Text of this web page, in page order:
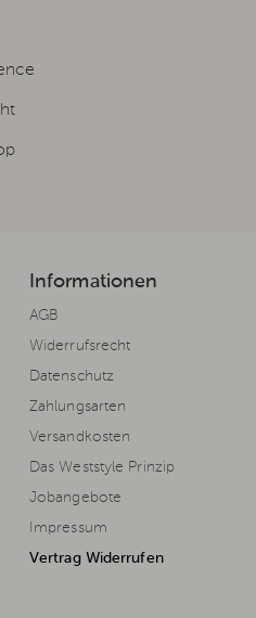
Informationen
AGB
Widerrufsrecht
Datenschutz
Zahlungsarten
Versandkosten
Das Weststyle Prinzip
Jobangebote
Impressum
Vertrag Widerrufen